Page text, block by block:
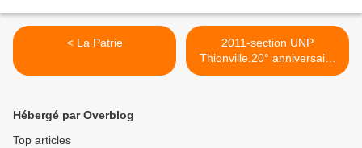
< La Patrie
2011-section UNP
Thionville.20° anniversaire
à Mangiennes de la
Hébergé par Overblog
Top articles